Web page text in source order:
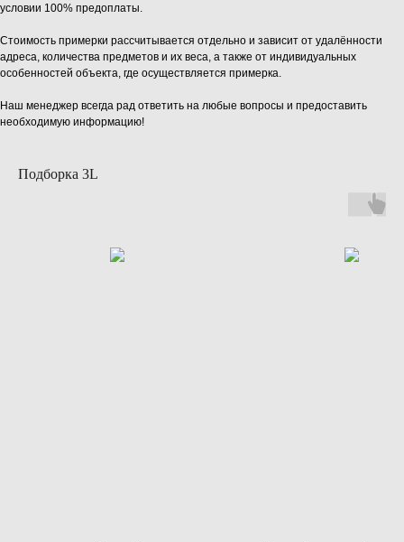
условии 100% предоплаты.
Стоимость примерки рассчитывается отдельно и зависит от удалённости
адреса, количества предметов и их веса, а также от индивидуальных
особенностей объекта, где осуществляется примерка.
Наш менеджер всегда рад ответить на любые вопросы и предоставить
необходимую информацию!
Подборка 3L